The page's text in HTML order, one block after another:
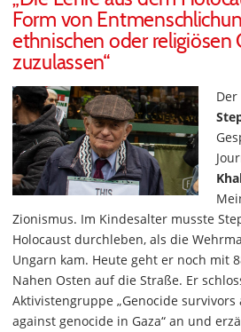
Form von
ethnischen oder religiösen
zuzulassen“
Zionismus. Im Kindesalter musste
Holocaust durchleben, als die
Ungarn kam. Heute geht er noch mit
Nahen Osten auf die Straße. Er
Aktivistengruppe „Genocide
against genocide in Gaza“ an und